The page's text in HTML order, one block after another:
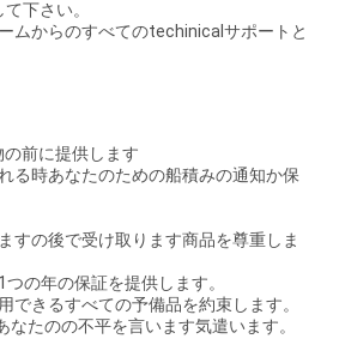
下さい。
ムからのすべてのtechinicalサポートと
前に提供します
る時あなたのための船積みの通知か保
すの後で受け取ります商品を尊重しま
の年の保証を提供します。
できるすべての予備品を約束します。
なたのの不平を言います気遣います。